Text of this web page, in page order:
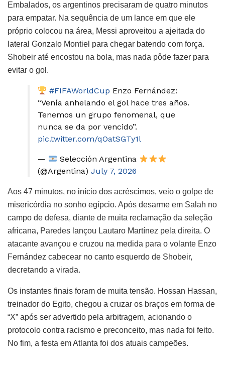
Embalados, os argentinos precisaram de quatro minutos
para empatar. Na sequência de um lance em que ele
próprio colocou na área, Messi aproveitou a ajeitada do
lateral Gonzalo Montiel para chegar batendo com força.
Shobeir até encostou na bola, mas nada pôde fazer para
evitar o gol.
#FIFAWorldCup Enzo Fernández:
“Venía anhelando el gol hace tres años.
Tenemos un grupo fenomenal, que
nunca se da por vencido”.
pic.twitter.com/qOatSGTy1l
—
Selección Argentina
(@Argentina) July 7, 2026
Aos 47 minutos, no início dos acréscimos, veio o golpe de
misericórdia no sonho egípcio. Após desarme em Salah no
campo de defesa, diante de muita reclamação da seleção
africana, Paredes lançou Lautaro Martínez pela direita. O
atacante avançou e cruzou na medida para o volante Enzo
Fernández cabecear no canto esquerdo de Shobeir,
decretando a virada.
Os instantes finais foram de muita tensão. Hossan Hassan,
treinador do Egito, chegou a cruzar os braços em forma de
“X” após ser advertido pela arbitragem, acionando o
protocolo contra racismo e preconceito, mas nada foi feito.
No fim, a festa em Atlanta foi dos atuais campeões.